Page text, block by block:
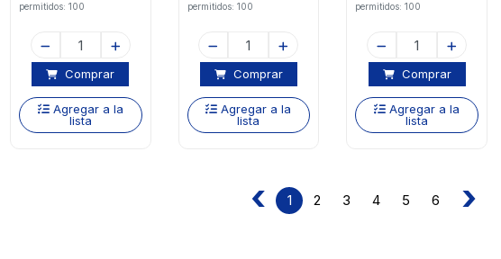
permitidos: 100
Comprar
Agregar a la
lista
permitidos: 100
Comprar
Agregar a la
lista
permitidos: 100
Comprar
Agregar a la
lista
‹ 1 2 3 4 5 6 ›